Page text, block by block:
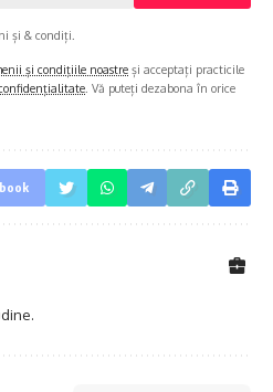
și & condiți.
și condițiile noastre și acceptați practicile
. Vă puteți dezabona în orice